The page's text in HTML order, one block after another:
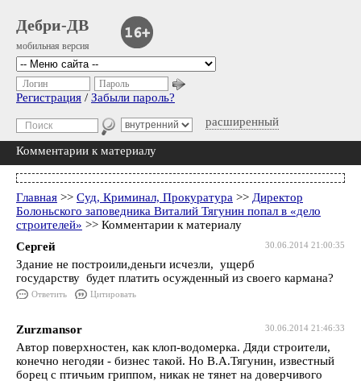
Дебри-ДВ
мобильная версия
расширенный
Логин Пароль
Регистрация / Забыли пароль?
Комментарии к материалу
Главная >> Суд, Криминал, Прокуратура >> Директор
Болоньского заповедника Виталий Тягунин попал в «дело
строителей» >> Комментарии к материалу
30.06.2014 21:00:35
Сергей
Здание не построили,деньги исчезли, ущерб
государству будет платить осужденный из своего кармана?
Ответить Цитировать
30.06.2014 21:46:33
Zurzmansor
Автор поверхностен, как клоп-водомерка. Дяди строители,
конечно негодяи - бизнес такой. Но В.А.Тягунин, известный
борец с птичьим гриппом, никак не тянет на доверчивого